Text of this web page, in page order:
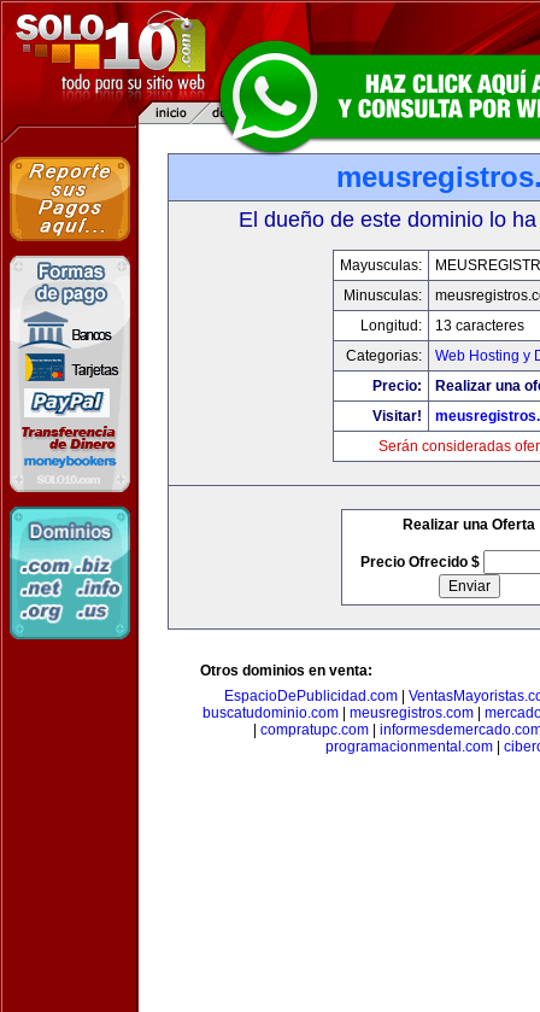
El dueño de este dominio lo
Mayusculas:
Minusculas:
Longitud:
13 caracteres
Categorias:
Web Hosting y
Precio:
Realizar una
Visitar!
Serán consideradas
Realizar una Oferta
Precio Ofrecido $
Otros dominios en venta:
EspacioDePublicidad.com
buscatudominio.com
meusregistros.com
compratupc.com
programacionmental.com